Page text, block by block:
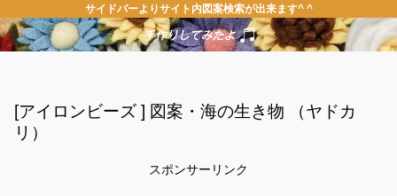
サイドバーよりサイト内図案検索が出来ます^ ^
[アイロンビーズ ] 図案・海の生き物 （ヤドカ
リ）
スポンサーリンク